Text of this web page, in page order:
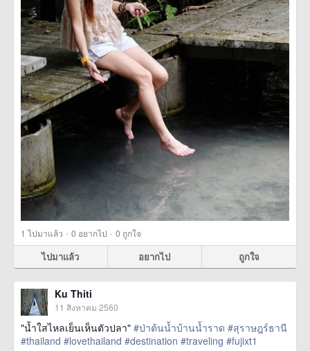
1 ไปมาแล้ว · 0 อยากไป · 0 ถูกใจ
ไปมาแล้ว อยากไป ถูกใจ
Ku Thiti
11 สิงหาคม 2560
"น้ำใสไหลเย็นเห็นตัวปลา" #ป่าต้นน้ำบ้านน้ำราด #สุราษฎร์ธานี
#thailand #lovethailand #destination #traveling #fujixt1